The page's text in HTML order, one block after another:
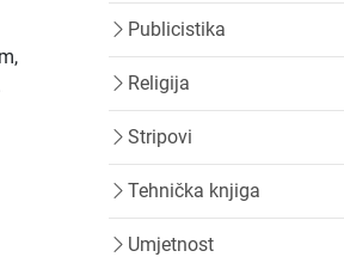
Publicistika
Religija
Stripovi
Tehnička knjiga
Umjetnost